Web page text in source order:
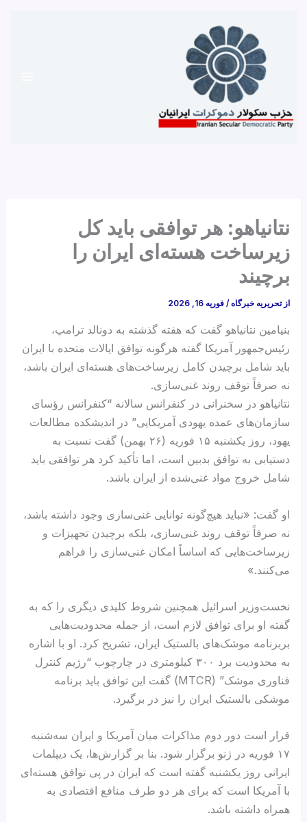
نتانیاهو: هر توافقی باید کل
زیرساخت هسته‌ای ایران را
برچیند
از تحریریه خبرگاه/فوریه 16, 2026
بنیامین نتانیاهو گفت که هفته گذشته به دونالد ترامپ،
رئیس‌جمهور آمریکا گفته هرگونه توافق ایالات متحده با ایران
باید شامل برچیدن کامل زیرساخت‌های هسته‌ای ایران باشد،
نه صرفاً توقف روند غنی‌سازی.
نتانیاهو در سخنرانی در کنفرانس سالانه “کنفرانس رؤسای
سازمان‌های عمده یهودی آمریکایی” در اندیشکده مطالعات
یهود، روز یکشنبه ۱۵ فوریه (۲۶ بهمن) گفت نسبت به
دستیابی به توافق بدبین است، اما تأکید کرد هر توافقی باید
شامل خروج مواد غنی‌شده از ایران باشد.
او گفت: «نباید هیچ‌گونه توانایی غنی‌سازی وجود داشته باشد،
نه صرفاً توقف روند غنی‌سازی، بلکه برچیدن تجهیزات و
زیرساخت‌هایی که اساساً امکان غنی‌سازی را فراهم
می‌کنند.»
نخست‌وزیر اسرائیل همچنین شروط کلیدی دیگری را که به
گفته او برای توافق لازم است، از جمله محدودیت‌هایی
بربرنامه موشک‌های بالستیک ایران، تشریح کرد. او با اشاره
به محدودیت برد ۳۰۰ کیلومتری در چارچوب “رژیم کنترل
فناوری موشک” (MTCR) گفت این توافق باید برنامه
موشکی بالستیک ایران را نیز در برگیرد.
قرار است دور دوم مذاکرات میان آمریکا و ایران سه‌شنبه
۱۷ فوریه در ژنو برگزار شود. بنا بر گزارش‌ها، یک دیپلمات
ایرانی روز یکشنبه گفته است که ایران در پی توافق هسته‌ای
با آمریکا است که برای هر دو طرف منافع اقتصادی به
همراه داشته باشد.